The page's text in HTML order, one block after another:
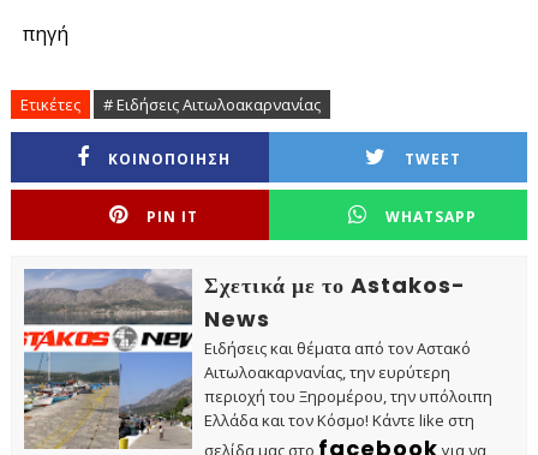
πηγή
Ετικέτες # Ειδήσεις Αιτωλοακαρνανίας
ΚΟΙΝΟΠΟΙΗΣΗ TWEET
PIN IT WHATSAPP
Σχετικά με το Astakos-
News
Ειδήσεις και θέματα από τον Αστακό
Αιτωλοακαρνανίας, την ευρύτερη
περιοχή του Ξηρομέρου, την υπόλοιπη
Ελλάδα και τον Κόσμο! Κάντε like στη
σελίδα μας στο facebook για να